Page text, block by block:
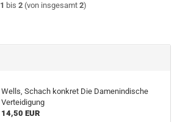
1 bis 2 (von insgesamt 2)
Wells, Schach konkret Die Damenindische
Verteidigung
14,50 EUR